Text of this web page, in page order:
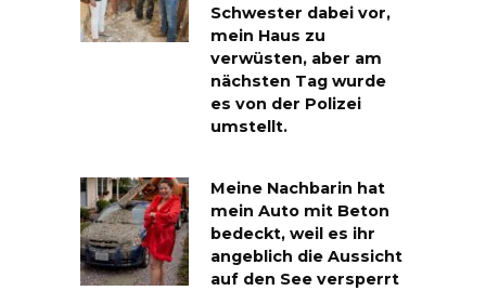
Schwester dabei vor,
mein Haus zu
verwüsten, aber am
nächsten Tag wurde
es von der Polizei
umstellt.
Meine Nachbarin hat
mein Auto mit Beton
bedeckt, weil es ihr
angeblich die Aussicht
auf den See versperrt